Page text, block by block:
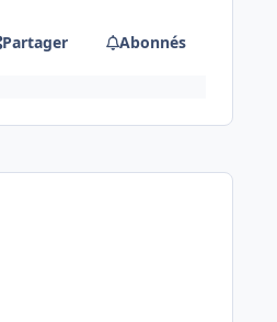
Partager Abonnés